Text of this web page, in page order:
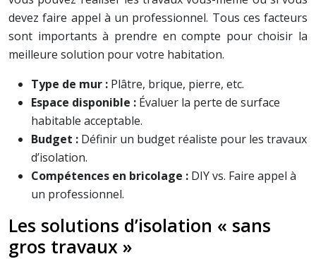
devez faire appel à un professionnel. Tous ces facteurs
sont importants à prendre en compte pour choisir la
meilleure solution pour votre habitation.
Type de mur : Plâtre, brique, pierre, etc.
Espace disponible : Évaluer la perte de surface
habitable acceptable.
Budget : Définir un budget réaliste pour les travaux
d’isolation.
Compétences en bricolage : DIY vs. Faire appel à
un professionnel.
Les solutions d’isolation « sans
gros travaux »